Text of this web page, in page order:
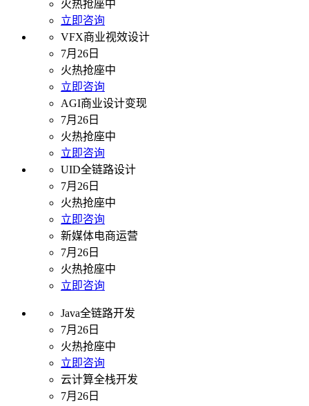
火热抢座中
立即咨询
VFX商业视效设计
7月26日
火热抢座中
立即咨询
AGI商业设计变现
7月26日
火热抢座中
立即咨询
UID全链路设计
7月26日
火热抢座中
立即咨询
新媒体电商运营
7月26日
火热抢座中
立即咨询
Java全链路开发
7月26日
火热抢座中
立即咨询
云计算全栈开发
7月26日